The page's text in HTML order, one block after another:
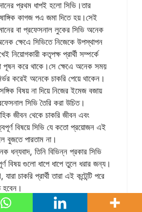
প্রথম ধাপই হলো সিভি।তার
কাগজ পএ জমা দিতে হয়।সেই
বা প্রফেসনাল লুকের সিভি অনেক
ক্ষেএে সিভিতে নিজেকে উপস্থাপন
নিয়োগকারী কতৃপক্ষ প্রার্থী সম্পর্কে
পূষন করে থাকে।সে ক্ষেএে অনেক সময়
করেই অনেকে চাকরি পেয়ে থাকেন।
বিষয় না দিয়ে নিজের ইমেজ বজায়
সিভি তৈরি করা উচিত।
জীবন থেকে চাকরি জীবন এবং
বিষয়ে সিভি যে কতো প্রয়োজন এই
বুজতে পারতাম না।
ধন্যবাদ, তিনি বিভিন্ন প্রকার সিভি
বিষয় গুলো ধাপে ধাপে তুলে ধরার জন্য।
চাকরি প্রার্থী তারা এই কন্টেন্টি পরে